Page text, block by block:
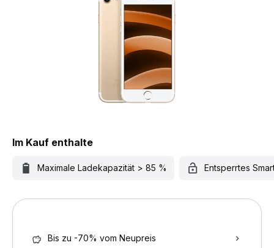
Im Kauf enthalte
Maximale Ladekapazität > 85 % Entsperrtes
Bis zu -70% vom Neupreis